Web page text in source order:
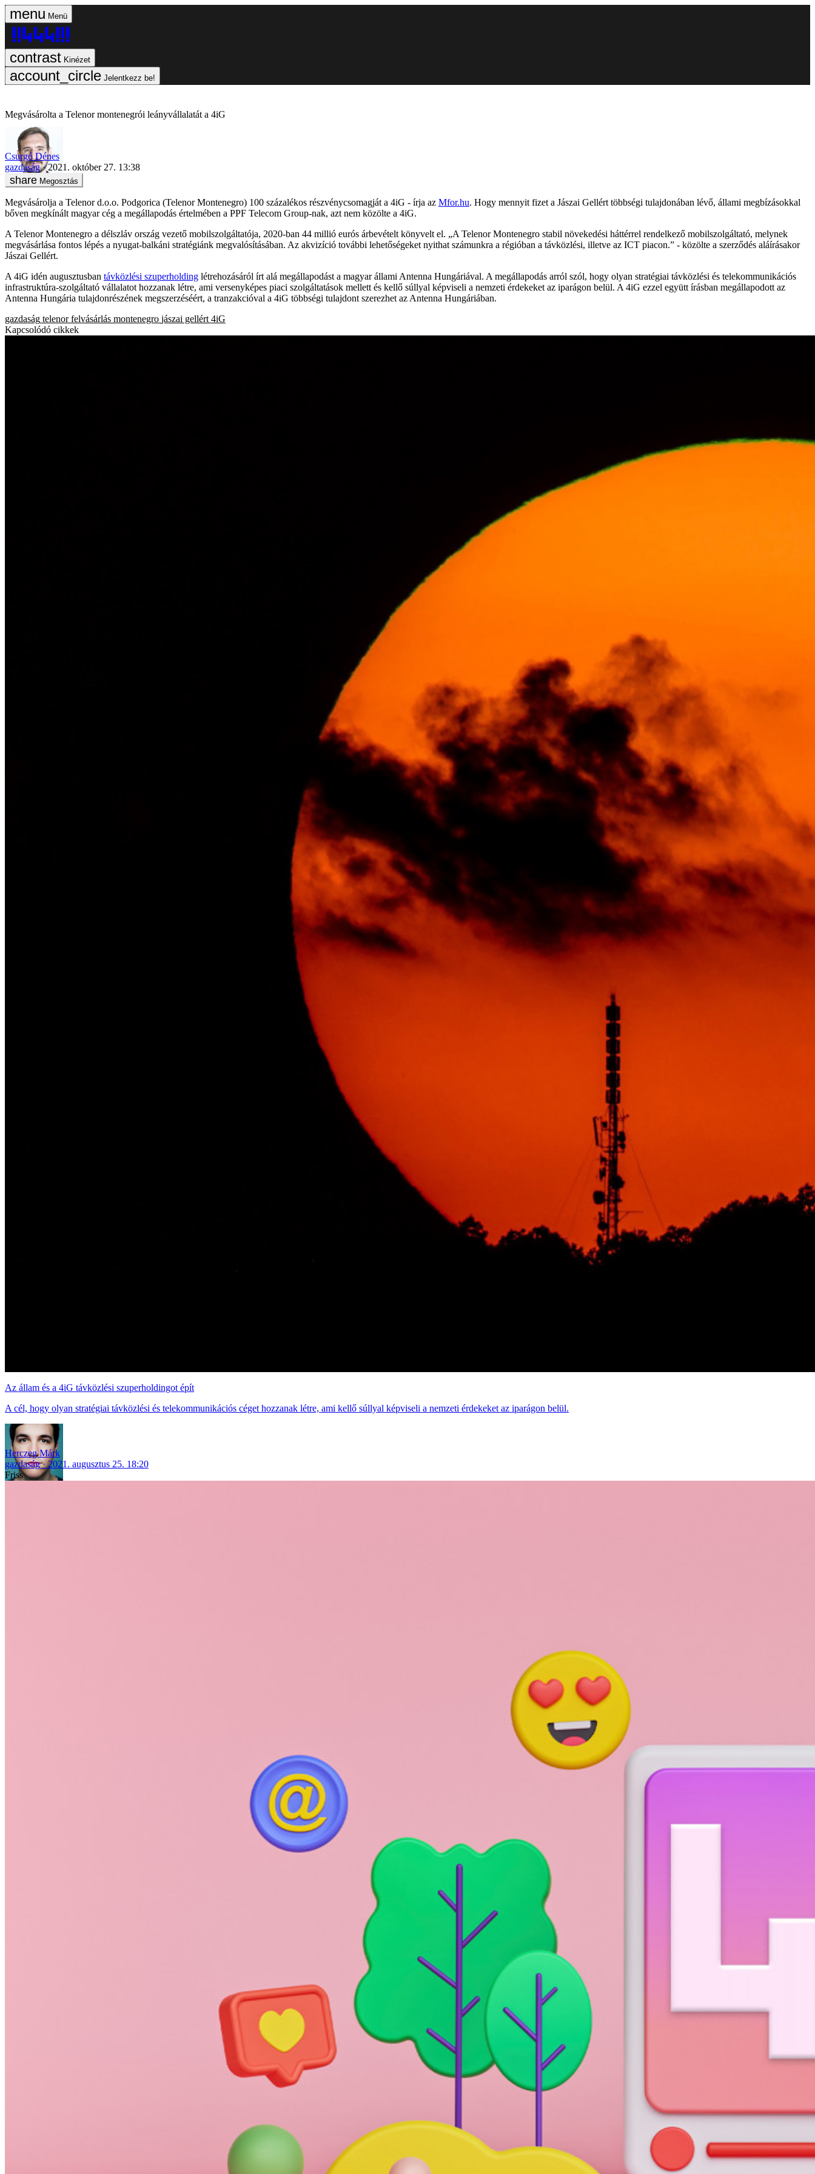
Menü
Kinézet
Jelentkezz be!
Megvásárolta a Telenor montenegrói leányvállalatát a 4iG
Csurgó Dénes
gazdaság
2021. október 27. 13:38
Megosztás
Megvásárolja a Telenor d.o.o. Podgorica (Telenor Montenegro) 100 százalékos részvénycsomagját a 4iG - írja az Mfor.hu. Hogy mennyit fizet a Jászai Gellért többségi tulajdonában lévő, állami megbízásokkal
bőven megkínált magyar cég a megállapodás értelmében a PPF Telecom Group-nak, azt nem közölte a 4iG.
A Telenor Montenegro a délszláv ország vezető mobilszolgáltatója, 2020-ban 44 millió eurós árbevételt könyvelt el. „A Telenor Montenegro stabil növekedési háttérrel rendelkező mobilszolgáltató, melynek
megvásárlása fontos lépés a nyugat-balkáni stratégiánk megvalósításában. Az akvizíció további lehetőségeket nyithat számunkra a régióban a távközlési, illetve az ICT piacon.” - közölte a szerződés aláírásakor
Jászai Gellért.
A 4iG idén augusztusban távközlési szuperholding létrehozásáról írt alá megállapodást a magyar állami Antenna Hungáriával. A megállapodás arról szól, hogy olyan stratégiai távközlési és telekommunikációs
infrastruktúra-szolgáltató vállalatot hozzanak létre, ami versenyképes piaci szolgáltatások mellett és kellő súllyal képviseli a nemzeti érdekeket az iparágon belül. A 4iG ezzel együtt írásban megállapodott az
Antenna Hungária tulajdonrészének megszerzéséért, a tranzakcióval a 4iG többségi tulajdont szerezhet az Antenna Hungáriában.
gazdaság telenor felvásárlás montenegro jászai gellért 4iG
Kapcsolódó cikkek
Az állam és a 4iG távközlési szuperholdingot épít
A cél, hogy olyan stratégiai távközlési és telekommunikációs céget hozzanak létre, ami kellő súllyal képviseli a nemzeti érdekeket az iparágon belül.
Herczeg Márk
gazdaság
2021. augusztus 25. 18:20
Friss